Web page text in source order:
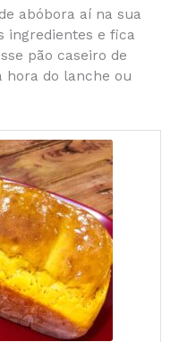
ai
l
b
o
ar
ar
e
abóbora aí na sua
ingredientes e fica
pão caseiro de
hora do lanche ou